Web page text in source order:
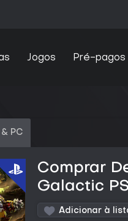
Jogos Pré-pagos
PC
Comprar
Galactic
Adicionar à